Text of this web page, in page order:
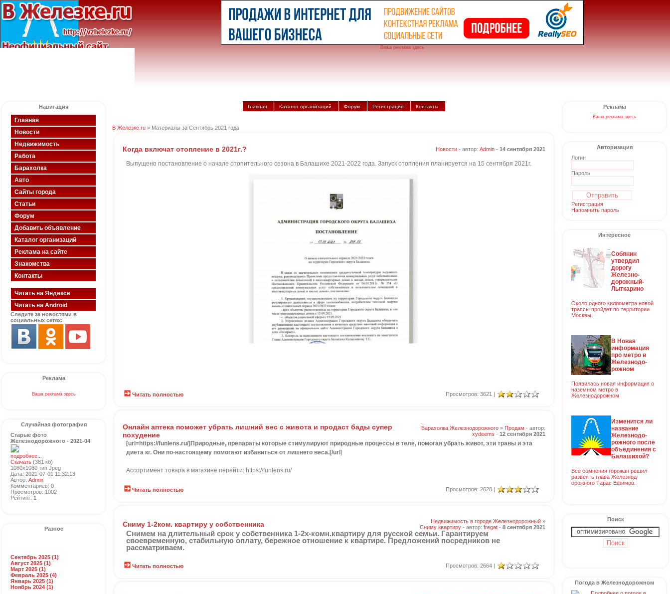
Ваша реклама здесь
Навигация
Главная
Новости
Недвижимость
Работа
Барахолка
Авто
Сайты города
Статьи
Форум
Добавить объявление
Каталог организаций
Реклама на сайте
Знакомства
Контакты
Читать на Яндексе
Читать на Android
Следите за новостями в
социальных сетях:
Реклама
Ваша реклама здесь
Случайная фотография
Старые фото
Железнодорожного - 2021-04
подробнее...
Скачать (381 кб)
1080x1080 тип Jpeg
Дата: 2021-07-01 11:32:13
Автор: Admin
Комментариев: 0
Просмотров: 1002
Рейтинг: 1
Разное
Сентябрь 2025 (1)
Август 2025 (1)
Март 2025 (1)
Февраль 2025 (4)
Январь 2025 (1)
Ноябрь 2024 (1)
Главная Каталог организаций Форум Регистрация Контакты
В Железке.ru » Материалы за Сентябрь 2021 года
Когда включат отопление в 2021г.? Новости - автор: Admin - 14 сентября 2021
Выпущено постановление о начале отопительного сезона в Балашихе 2021-2022 года. Запуск отопления планируется на 15 сентября 2021г.
Читать полностью Просмотров: 3621 |
Онлайн аптека поможет убрать лишний вес с живота и продаст бады супер
похудение
Барахолка Железнодорожного » Продам - автор:
xydeems - 12 сентября 2021
[url=https://funlens.ru/]Природные, препараты которые стимулируют природные процессы в теле, помогая убрать живот, эти травы и эта
диета кг. Они по-настоящему помогают избавиться от лишнего веса.[/url ]
Ассортимент товара в магазине перейти: https://funlens.ru/
Читать полностью Просмотров: 2628 |
Сниму 1-2ком. квартиру у собственника Недвижимость в городе Железнодорожный »
Сниму квартиру - автор: fregat - 8 сентября 2021
Снимем на длительный срок у собственника 1-2х-комн.квартиру для русской семьи. Гарантируем
своевременную, стабильную оплату, бережное отношение к квартире. Предложений посредников не
рассматриваем.
Читать полностью Просмотров: 2664 |
Реклама
Ваша реклама здесь
Авторизация
Логин
Пароль
Регистрация
Напомнить пароль
Интересное
Собянин
утвердил
дорогу
Железно-
дорожный-
Лыткарино
Около одного киллометра новой
трассы пройдет по территории
Москвы.
В Новая
информация
про метро в
Железнодо-
рожном
Появилась новая информация о
наземном метро в
Железнодорожном
Изменится ли
название
Железнодо-
рожного после
объединения с
Балашихой?
Все сомнения горожан решил
развеять глава Железнод-
орожного Тарас Ефимов.
Поиск
Погода в Железнодорожном